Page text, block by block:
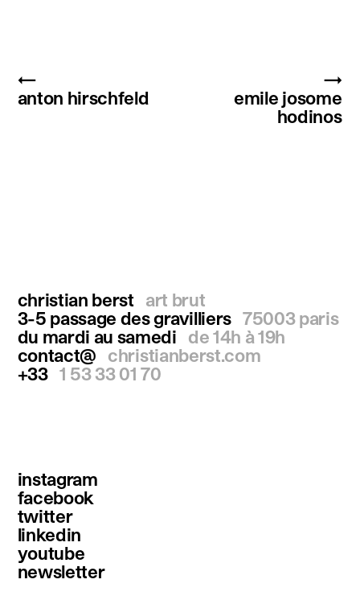
←
anton hirschfeld
→
emile josome
hodinos
christian berst
art brut
3-5 passage des gravilliers 75003 paris
du mardi au samedi
de 14h à 19h
contact@
christianberst.com
+33 1 53 33 01 70
instagram
facebook
twitter
linkedin
youtube
newsletter